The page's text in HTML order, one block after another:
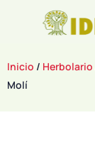
Inicio / Herbolario
Molí